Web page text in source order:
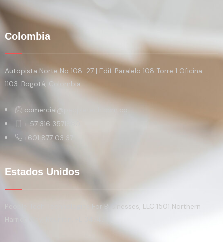
Colombia
Autopista Norte No 108-27 | Edif. Paralelo 108 Torre 1 Oficina
1103. Bogotá, Colombia
comercial@peopletech.com.co
+ 57 316 3571860
+601 877 03 37
Estados Unidos
People Tech Technologies For Businesses, LLC 1501 Northern
Harrier Way, Reunion, FL 34747